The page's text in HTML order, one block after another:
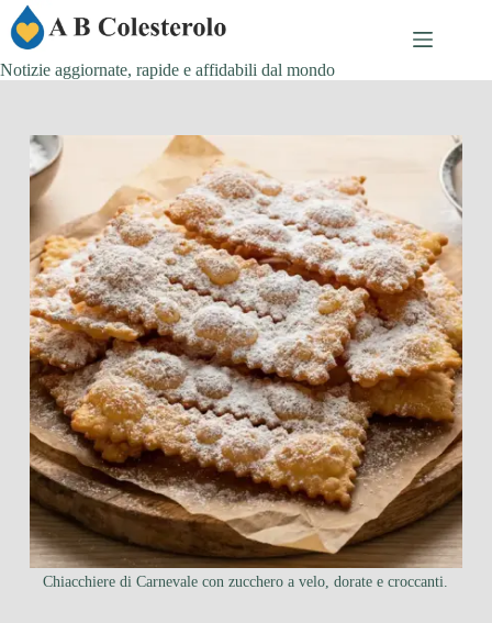
Salta
al
contenuto
Notizie aggiornate, rapide e affidabili dal mondo
Chiacchiere di Carnevale con zucchero a velo, dorate e croccanti.